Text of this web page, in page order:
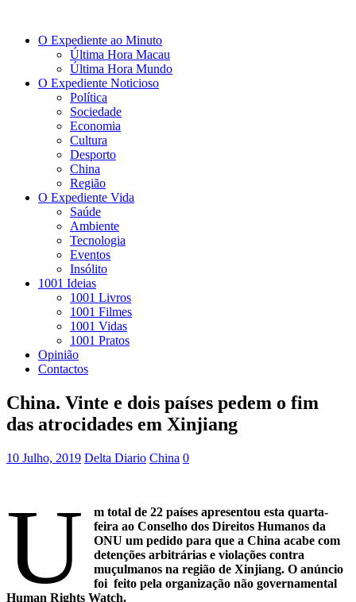
O Expediente ao Minuto
Última Hora Macau
Última Hora Mundo
O Expediente Noticioso
Política
Sociedade
Economia
Cultura
Desporto
China
Região
O Expediente Vida
Saúde
Ambiente
Tecnologia
Eventos
Insólito
1001 Ideias
1001 Livros
1001 Filmes
1001 Vidas
1001 Pratos
Opinião
Contactos
China. Vinte e dois países pedem o fim
das atrocidades em Xinjiang
10 Julho, 2019 Delta Diario China 0
U
m total de 22 países apresentou esta quarta-
feira ao Conselho dos Direitos Humanos da
ONU um pedido para que a China acabe com
detenções arbitrárias e violações contra
muçulmanos na região de Xinjiang. O anúncio
foi feito pela organização não governamental
Human Rights Watch.